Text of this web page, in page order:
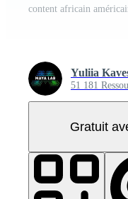
Yuliia
51 181
Gratuit